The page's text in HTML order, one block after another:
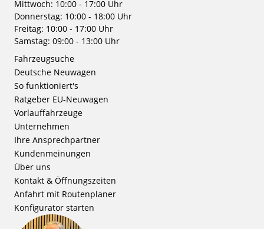
Mittwoch: 10:00 - 17:00 Uhr
Donnerstag: 10:00 - 18:00 Uhr
Freitag: 10:00 - 17:00 Uhr
Samstag: 09:00 - 13:00 Uhr
Fahrzeugsuche
Deutsche Neuwagen
So funktioniert's
Ratgeber EU-Neuwagen
Vorlauffahrzeuge
Unternehmen
Ihre Ansprechpartner
Kundenmeinungen
Über uns
Kontakt & Öffnungszeiten
Anfahrt mit Routenplaner
Konfigurator starten